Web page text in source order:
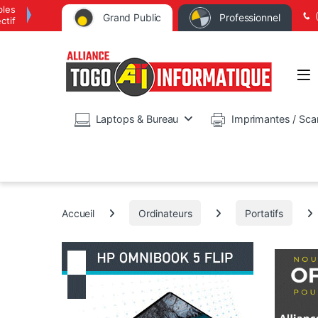
Grand Public Professionnel
Laptops & Bureau Imprimantes /
Accueil Ordinateurs Portatifs